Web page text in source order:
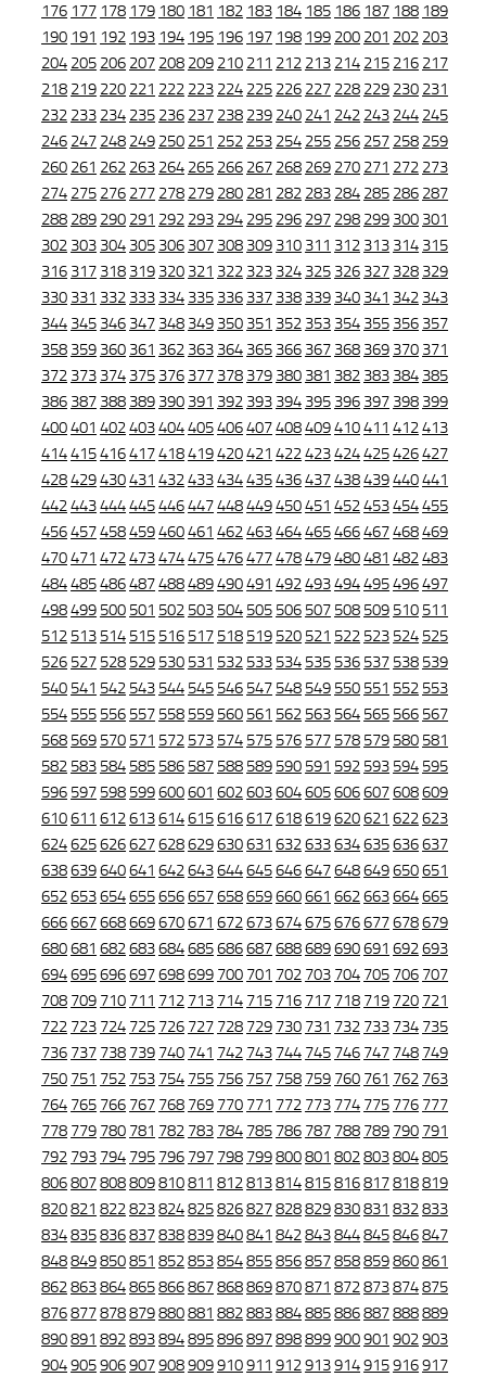
176 177 178 179 180 181 182 183 184 185 186 187 188 189
190 191 192 193 194 195 196 197 198 199 200 201 202 203
204 205 206 207 208 209 210 211 212 213 214 215 216 217
218 219 220 221 222 223 224 225 226 227 228 229 230 231
232 233 234 235 236 237 238 239 240 241 242 243 244 245
246 247 248 249 250 251 252 253 254 255 256 257 258 259
260 261 262 263 264 265 266 267 268 269 270 271 272 273
274 275 276 277 278 279 280 281 282 283 284 285 286 287
288 289 290 291 292 293 294 295 296 297 298 299 300 301
302 303 304 305 306 307 308 309 310 311 312 313 314 315
316 317 318 319 320 321 322 323 324 325 326 327 328 329
330 331 332 333 334 335 336 337 338 339 340 341 342 343
344 345 346 347 348 349 350 351 352 353 354 355 356 357
358 359 360 361 362 363 364 365 366 367 368 369 370 371
372 373 374 375 376 377 378 379 380 381 382 383 384 385
386 387 388 389 390 391 392 393 394 395 396 397 398 399
400401 402403404405406407408409410411 412413
414415416417418419420421 422423424425426427
428429430431 432433434435436437438439440441
442443444445446447448449450451 452453454455
456457458459460461 462463464465466467468469
470471 472473474475476477478479480481 482483
484485486487488489490491 492493494495496497
498499 500 501 502 503 504 505 506 507 508 509 510 511
512 513 514 515 516 517 518 519 520 521 522 523 524 525
526 527 528 529 530 531 532 533 534 535 536 537 538 539
540 541 542 543 544 545 546 547 548 549 550 551 552 553
554 555 556 557 558 559 560 561 562 563 564 565 566 567
568 569 570 571 572 573 574 575 576 577 578 579 580 581
582 583 584 585 586 587 588 589 590 591 592 593 594 595
596 597 598 599600601 602603604605606607608609
610611 612613614615616617618619620621 622623
624625626627628629630631 632633634635636637
638639640641 642643644645646647648649650651
652653654655656657658659660661 662663664665
666667668669670671 672673674675676677678679
680681 682683684685686687688689690691 692693
694695696697698699 700 701 702 703 704 705 706 707
708 709 710 711 712 713 714 715 716 717 718 719 720 721
722 723 724 725 726 727 728 729 730 731 732 733 734 735
736 737 738 739 740 741 742 743 744 745 746 747 748 749
750 751 752 753 754 755 756 757 758 759 760 761 762 763
764 765 766 767 768 769 770 771 772 773 774 775 776 777
778 779 780 781 782 783 784 785 786 787 788 789 790 791
792 793 794 795 796 797 798 799800801 802803804805
806807808809810811 812813814815816817818819
820821 822823824825826827828829830831 832833
834835836837838839840841 842843844845846847
848849850851 852853854855856857858859860861
862863864865866867868869870871 872873874875
876877878879880881 882883884885886887888889
890891 892893894895896897898899900901 902903
904905906907908909910911 912913914915916917